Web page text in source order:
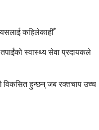
कहिलेकाहीँ
स्वास्थ्य सेवा प्रदायकले
विकसित हुन्छन् जब रक्तचाप उच्च